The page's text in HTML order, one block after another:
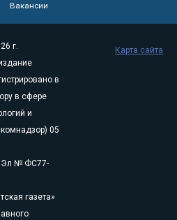
Вакансии
г.
в
в сфере
и
05
Эл № ФС77-
газета»
Карта сайта